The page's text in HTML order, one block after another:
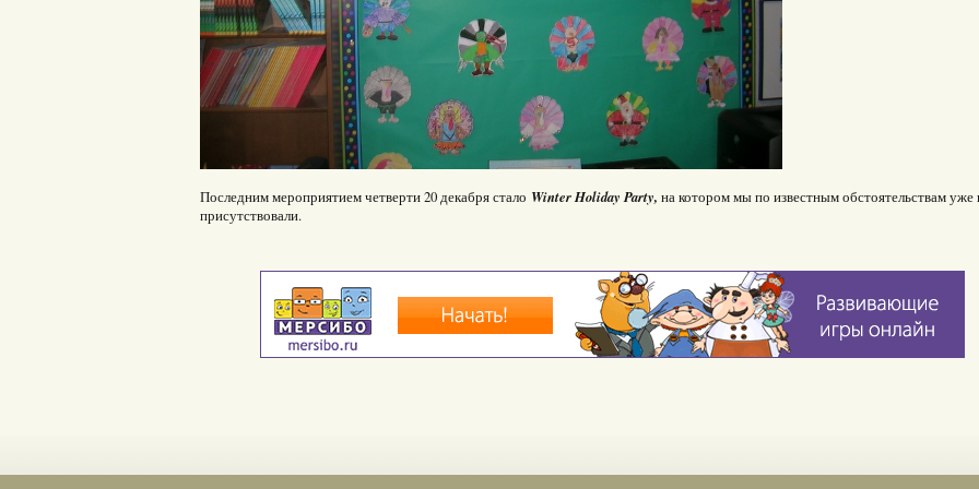
Последним мероприятием четверти 20 декабря стало Winter Holiday Party, на котором мы по известным обстоятельствам уже
присутствовали.